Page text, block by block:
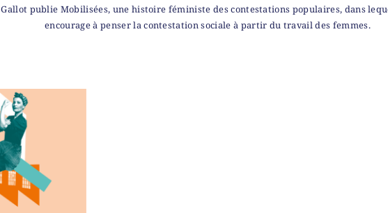
Gallot publie Mobilisées, une histoire féministe des contestations populaires, dans
encourage à penser la contestation sociale à partir du travail des femmes.